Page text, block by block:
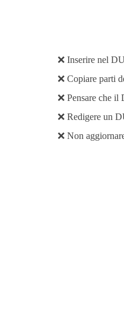
❌ Inserire nel
❌ Copiare parti
❌ Pensare che
❌ Redigere un
❌ Non